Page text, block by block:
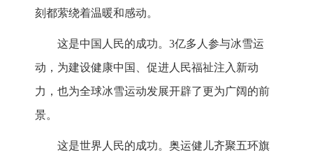
刻都萦绕着温暖和感动。
这是中国人民的成功。3亿多人参与冰雪运
动，为建设健康中国、促进人民福祉注入新动
力，也为全球冰雪运动发展开辟了更为广阔的前
景。
这是世界人民的成功。奥运健儿齐聚五环旗